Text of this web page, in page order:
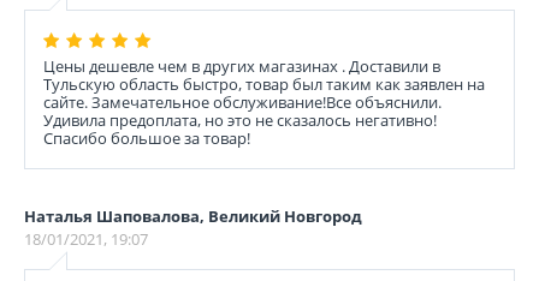
Цены дешевле чем в других магазинах . Доставили в
Тульскую область быстро, товар был таким как заявлен на
сайте. Замечательное обслуживание!Все объяснили.
Удивила предоплата, но это не сказалось негативно!
Спасибо большое за товар!
Наталья Шаповалова, Великий Новгород
18/01/2021, 19:07